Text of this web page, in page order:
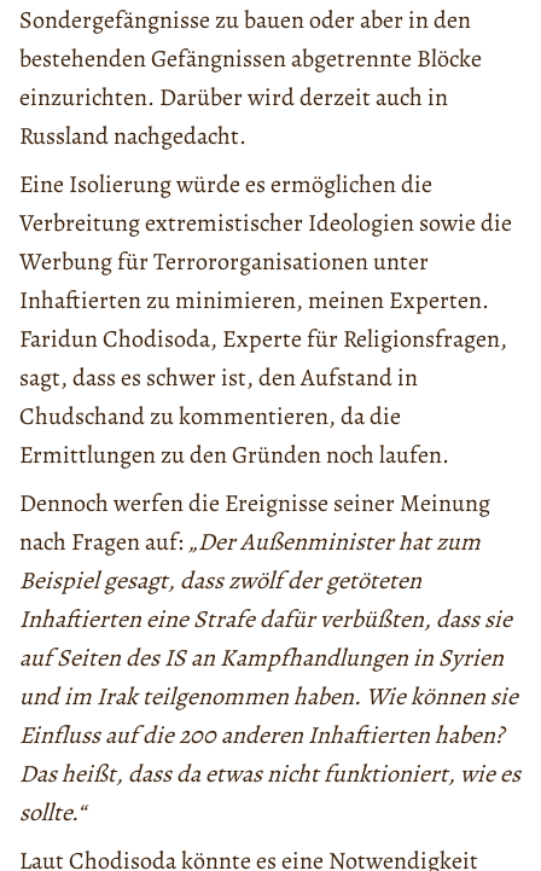
Sondergefängnisse zu bauen oder aber in den
bestehenden Gefängnissen abgetrennte Blöcke
einzurichten. Darüber wird derzeit auch in
Russland nachgedacht.
Eine Isolierung würde es ermöglichen die
Verbreitung extremistischer Ideologien sowie die
Werbung für Terrororganisationen unter
Inhaftierten zu minimieren, meinen Experten.
Faridun Chodisoda, Experte für Religionsfragen,
sagt, dass es schwer ist, den Aufstand in
Chudschand zu kommentieren, da die
Ermittlungen zu den Gründen noch laufen.
Dennoch werfen die Ereignisse seiner Meinung
nach Fragen auf: „Der Außenminister hat zum
Beispiel gesagt, dass zwölf der getöteten
Inhaftierten eine Strafe dafür verbüßten, dass sie
auf Seiten des IS an Kampfhandlungen in Syrien
und im Irak teilgenommen haben. Wie können sie
Einfluss auf die 200 anderen Inhaftierten haben?
Das heißt, dass da etwas nicht funktioniert, wie es
sollte.“
Laut Chodisoda könnte es eine Notwendigkeit